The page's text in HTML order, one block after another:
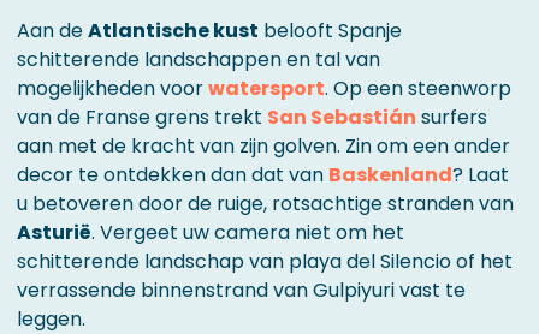
Aan deAtlantische kust belooft Spanje
schitterende landschappen en tal van
mogelijkheden voorwatersport. Op een steenworp
van de Franse grens trekt San Sebastián surfers
aan met de kracht van zijn golven. Zin om een ander
decor te ontdekken dan dat van Baskenland? Laat
u betoveren door de ruige, rotsachtige stranden van
Asturië. Vergeet uw camera niet om het
schitterende landschap van playa del Silencio of het
verrassende binnenstrand van Gulpiyuri vast te
leggen.